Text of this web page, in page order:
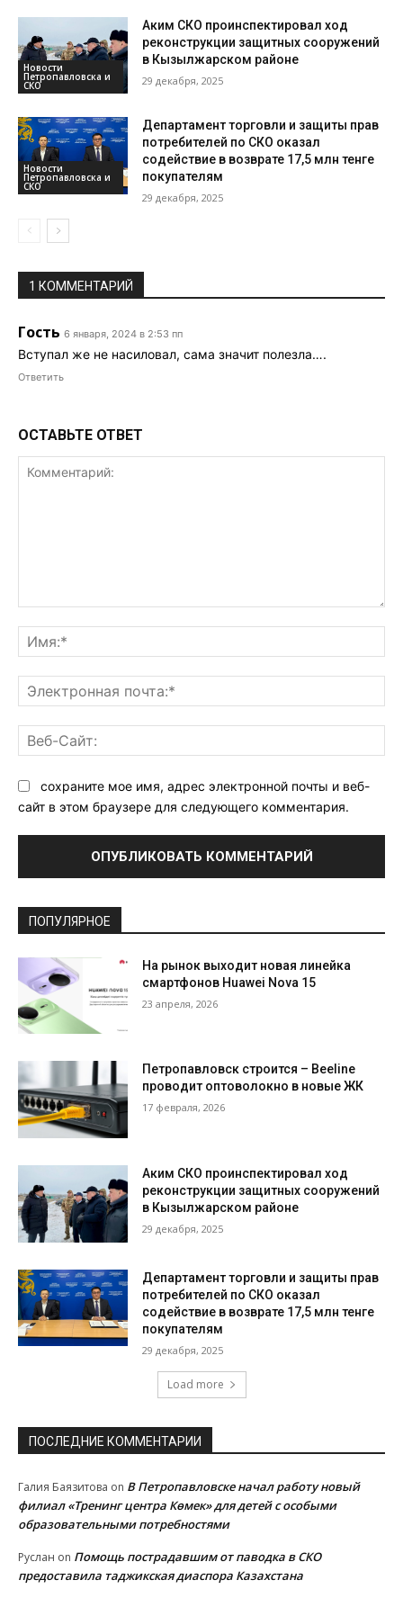
Новости
Петропавловска и
СКО
Аким СКО проинспектировал ход
реконструкции защитных сооружений
в Кызылжарском районе
29 декабря, 2025
Новости
Петропавловска и
СКО
Департамент торговли и защиты прав
потребителей по СКО оказал
содействие в возврате 17,5 млн тенге
покупателям
29 декабря, 2025
1 КОММЕНТАРИЙ
Гость 6 января, 2024 в 2:53 пп
Вступал же не насиловал, сама значит полезла….
Ответить
ОСТАВЬТЕ ОТВЕТ
сохраните мое имя, адрес электронной почты и веб-
сайт в этом браузере для следующего комментария.
ПОПУЛЯРНОЕ
На рынок выходит новая линейка
смартфонов Huawei Nova 15
23 апреля, 2026
Петропавловск строится – Beeline
проводит оптоволокно в новые ЖК
17 февраля, 2026
Аким СКО проинспектировал ход
реконструкции защитных сооружений
в Кызылжарском районе
29 декабря, 2025
Департамент торговли и защиты прав
потребителей по СКО оказал
содействие в возврате 17,5 млн тенге
покупателям
29 декабря, 2025
Load more
ПОСЛЕДНИЕ КОММЕНТАРИИ
Галия Баязитова on В Петропавловске начал работу новый
филиал «Тренинг центра Көмек» для детей с особыми
образовательными потребностями
Руслан on Помощь пострадавшим от паводка в СКО
предоставила таджикская диаспора Казахстана